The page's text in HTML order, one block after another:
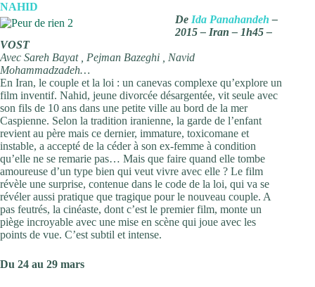
NAHID
De Ida Panahandeh –
2015 – Iran – 1h45 –
VOST
Avec Sareh Bayat , Pejman Bazeghi , Navid
Mohammadzadeh…
En Iran, le couple et la loi : un canevas complexe qu’explore un
film inventif. Nahid, jeune divorcée désargentée, vit seule avec
son fils de 10 ans dans une petite ville au bord de la mer
Caspienne. Selon la tradition iranienne, la garde de l’enfant
revient au père mais ce dernier, immature, toxicomane et
instable, a accepté de la céder à son ex-femme à condition
qu’elle ne se remarie pas… Mais que faire quand elle tombe
amoureuse d’un type bien qui veut vivre avec elle ? Le film
révèle une surprise, contenue dans le code de la loi, qui va se
révéler aussi pratique que tragique pour le nouveau couple. A
pas feutrés, la cinéaste, dont c’est le premier film, monte un
piège incroyable avec une mise en scène qui joue avec les
points de vue. C’est subtil et intense.
Du 24 au 29 mars